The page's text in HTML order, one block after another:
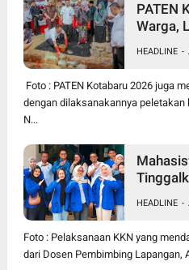
PATEN
Warga,
TK
HEADLINE -
Foto : PATEN Kotabaru 2026 juga
dengan dilaksanakannya
N...
HEADLINE -
Foto : Pelaksanaan KKN yang
dari Dosen Pembimbing Lapangan,